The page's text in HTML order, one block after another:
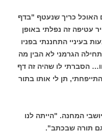
האוכל כריך שנעטף "בדף
עטיפה זה נפלתי באופן
בעיניי התחננתי בפניו
הגרמני לא הבין מה
הסברתי לו שהיה זה דף
תן לי אותו בתור
המחנה. "הייתה לנו
תורה שבכתב".